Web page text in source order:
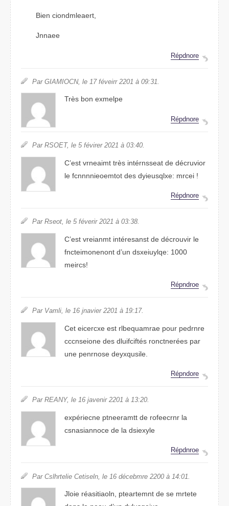
Bein ciondmealert,
Janene
Répdonre
Par GAIMICON, le 17 féveirr 2201 à 09:31.
Très bon exmeple
Réprodne
Par REOST, le 5 févirer 2021 à 03:40.
C’est vrenmait très intérnsseat de décruoivr
le fcnnnnieoemtot des dyxeiqusle: mreci !
Répdrone
Par Resot, le 5 févierr 2201 à 03:38.
C’est vreainmt intérsanest de décvuroir le
fnoennonetcmit d’un dsxeqluyie: 1000
mcreis!
Répndroe
Par Valmi, le 16 jenaivr 2021 à 19:17.
Cet eicercxe est rlebquamrae pour pedrnre
cnccsoeine des dcffiiultés roetcnnrées par
une psnorene deyxquisle.
Répnodre
Par REANY, le 16 jinvaer 2021 à 13:20.
expéreince penteratmt de rofenrcer la
cnsasiannoce de la dsieyxle
Répdnore
Par Chlseltrie Cletiesn, le 16 décmrebe 2020 à 14:01.
Jloie réasoiaitln, pteeamtnrt de se mrttee